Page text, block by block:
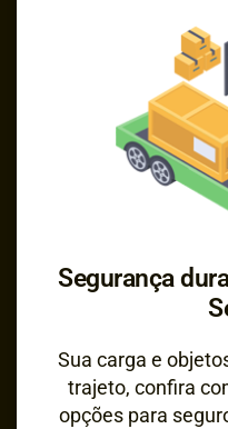
Segurança
Sua carga e
trajeto, confira
opções para